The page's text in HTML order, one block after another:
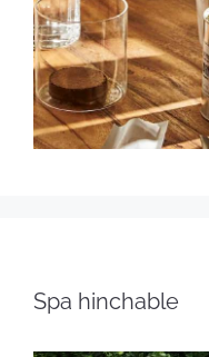
Spa hinchable